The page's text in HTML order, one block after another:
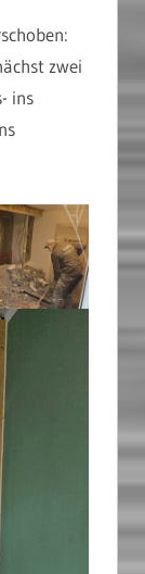
zwei
ins